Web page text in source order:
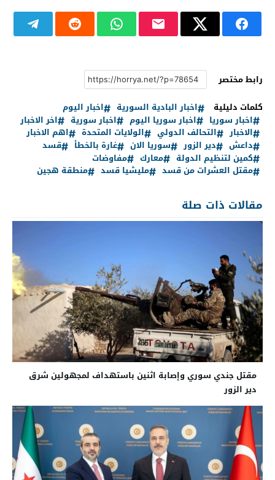
رابط مختصر
كلمات دليلية
اخبار البادية السورية
اخبار اليوم
اخبار سوريا
اخبار سوريا اليوم اخبار سورية
اخر الاخبار
الاخبار
التحالف الدولي الولايات المتحدة
اهم الاخبار
داعش
دير الزور سوريا الان غارة بالخطأ
قسد
كمين لتنظيم الدولة
معارك
مفاوضات
مقتل العشرات من قسد
مليشيا قسد منطقة هجين
مقالات ذات صلة
مقتل جندي سوري وإصابة اثنين باستهداف لمجهولين شرق
دير الزور